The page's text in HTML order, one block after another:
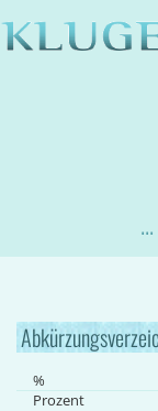
%
Prozent